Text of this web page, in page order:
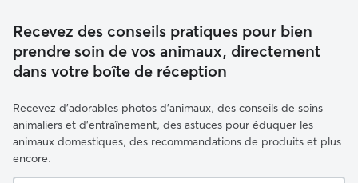
Recevez des conseils pratiques pour bien
prendre soin de vos animaux, directement
dans votre boîte de réception
Recevez d'adorables photos d'animaux, des conseils de soins
animaliers et d'entraînement, des astuces pour éduquer les
animaux domestiques, des recommandations de produits et plus
encore.